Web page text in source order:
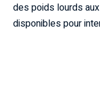
des poids lourds
disponibles pour